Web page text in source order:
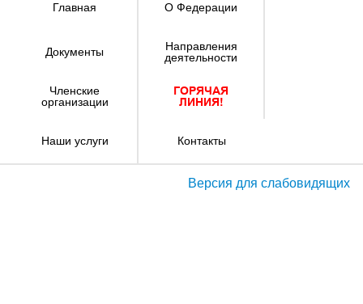
Главная О Федерации
Документы
Направления
деятельности
Членские
организации
ГОРЯЧАЯ
ЛИНИЯ!
Наши услуги Контакты
Версия для слабовидящих